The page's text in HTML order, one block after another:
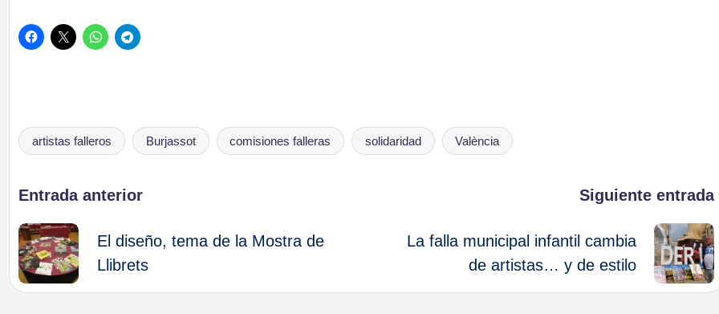
Etiquetas:
artistas falleros Burjassot comisiones falleras solidaridad València
Navegación
de
entradas
Entrada anterior
El diseño, tema de la Mostra de
Llibrets
Siguiente entrada
La falla municipal infantil cambia
de artistas… y de estilo